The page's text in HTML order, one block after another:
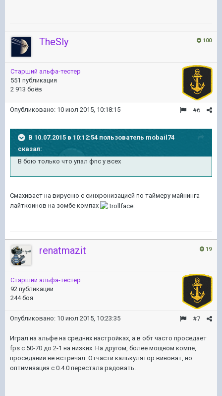
100
TheSly
Старший альфа-тестер
551 публикация
2 913 боёв
#6
Опубликовано: 10 июл 2015, 10:18:15
В 10.07.2015 в 10:12:54 пользователь mobail74
сказал:
В бою только что упал фпс у всех
Смахивает на вирусню с синхронизацией по таймеру майнинга
лайткоинов на зомбе компах
19
renatmazit
Старший альфа-тестер
92 публикации
244 боя
#7
Опубликовано: 10 июл 2015, 10:23:35
Играл на альфе на средних настройках, а в обт часто проседает
fps с 50-70 до 2-1 на низких. На другом, более мощном компе,
проседаний не встречал. Отчасти калькулятор виноват, но
оптимизация с 0.4.0 перестала радовать.